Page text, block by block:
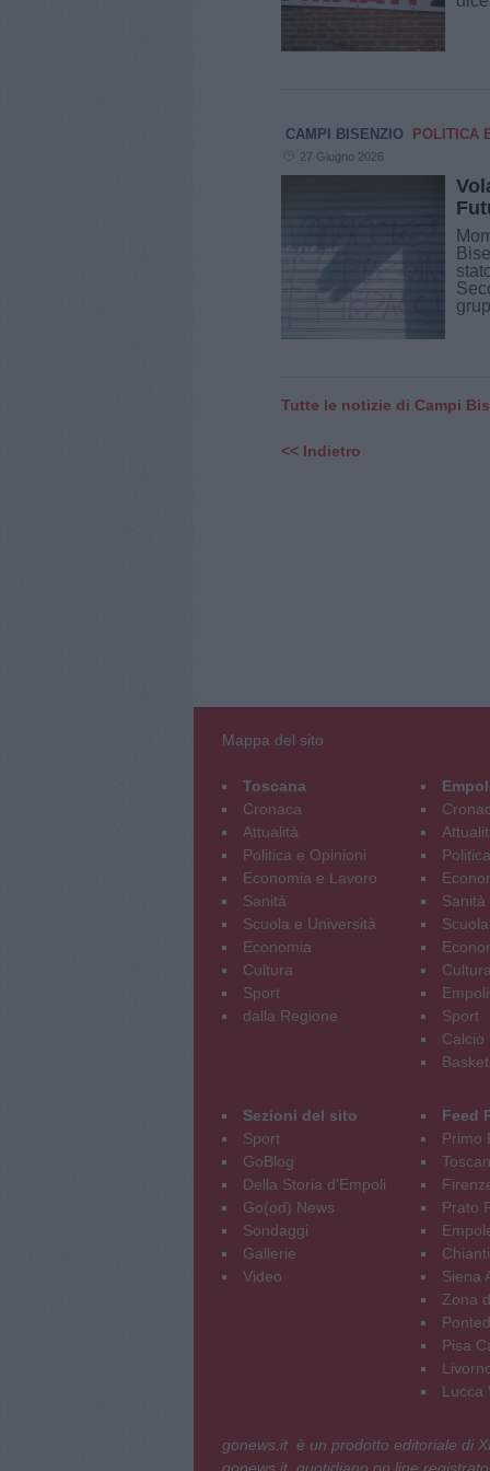
CAMPI BISENZIO POLITICA
27 Giugno 2026
Tutte le notizie di Campi
<< Indietro
Mappa del sito
Toscana
Cronaca
Attualità
Politica e Opinioni
Economia e Lavoro
Sanità
Scuola e Università
Economia
Cultura
Sport
dalla Regione
Sanità
Cultura
Sport
Calcio
Basket
Sezioni del sito
Sport
GoBlog
Della Storia d'Empoli
Go(od) News
Sondaggi
Gallerie
Video
Feed
Primo
Prato
Siena
Zona
Pisa
Lucca
gonews.it è un prodotto editoriale di